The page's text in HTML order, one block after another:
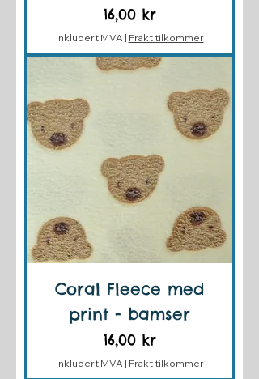
Pris
16,00 kr
Inkludert MVA | Frakt tilkommer
Coral Fleece med
print - bamser
Pris
16,00 kr
Inkludert MVA | Frakt tilkommer